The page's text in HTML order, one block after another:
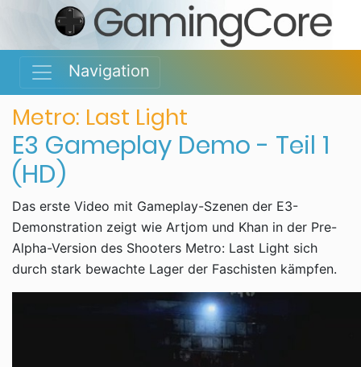
Navigation
Metro: Last Light
E3 Gameplay Demo - Teil 1
(HD)
Das erste Video mit Gameplay-Szenen der E3-
Demonstration zeigt wie Artjom und Khan in der Pre-
Alpha-Version des Shooters Metro: Last Light sich
durch stark bewachte Lager der Faschisten kämpfen.